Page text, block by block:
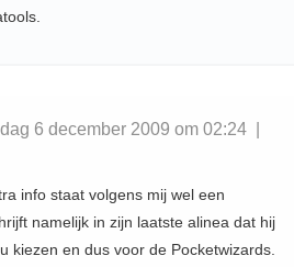
6 december 2009 om 02:24 |
info staat volgens mij wel een
namelijk in zijn laatste alinea dat hij
kiezen en dus voor de Pocketwizards.